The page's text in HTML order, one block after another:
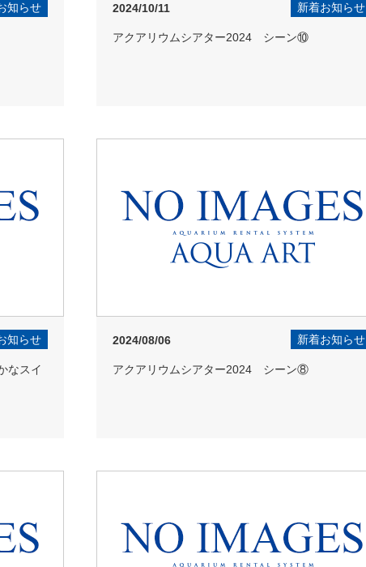
知らせ 2024/10/11 新着お知らせ
アクアリウムシアター2024 シーン⑩
知らせ
なスイ
2024/08/06 新着お知らせ
アクアリウムシアター2024 シーン⑧